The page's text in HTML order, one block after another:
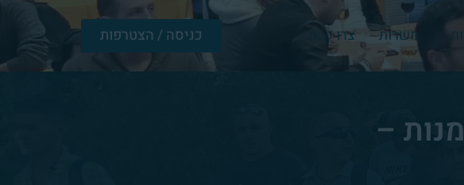
משרות צרו קשר כניסה / הצטרפות
–